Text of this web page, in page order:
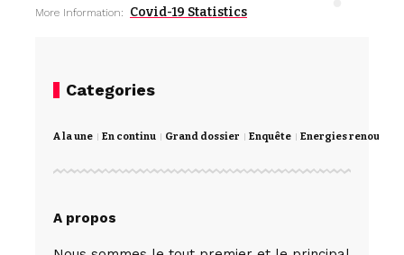
More Information: Covid-19 Statistics
Categories
A la une En continu Grand dossier Enquête Energies
A propos